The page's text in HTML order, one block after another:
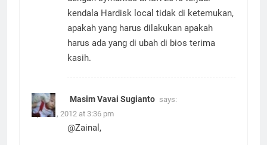
dengan symantec BASR 2010 terjadi
kendala Hardisk local tidak di ketemukan,
apakah yang harus dilakukan apakah
harus ada yang di ubah di bios terima
Masim Vavai Sugianto
April 21, 2012 at 3:36 pm